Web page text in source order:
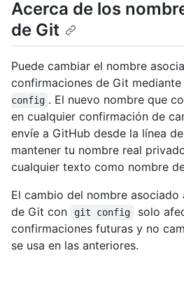
Acerca de los
de Git
Puede cambiar el nombre
confirmaciones de Git
config . El nuevo nombre que
en cualquier confirmación de
envíe a GitHub desde la línea
mantener tu nombre real
cualquier texto como nombre
El cambio del nombre
de Git con
git config
solo
confirmaciones futuras y no
se usa en las anteriores.